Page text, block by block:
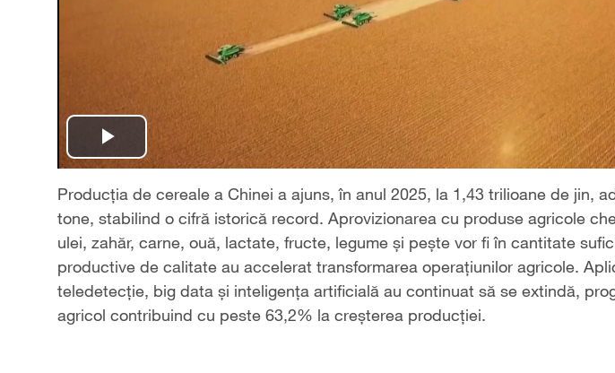
Play
Video
Producția de cereale a Chinei a ajuns, în anul 2025, la 1,43 trilioane de jin,
tone, stabilind o cifră istorică record. Aprovizionarea cu produse agricole
ulei, zahăr, carne, ouă, lactate, fructe, legume și pește vor fi în cantitate
productive de calitate au accelerat transformarea operațiunilor agricole.
teledetecție, big data și inteligența artificială au continuat să se extindă,
agricol contribuind cu peste 63,2% la creșterea producției.